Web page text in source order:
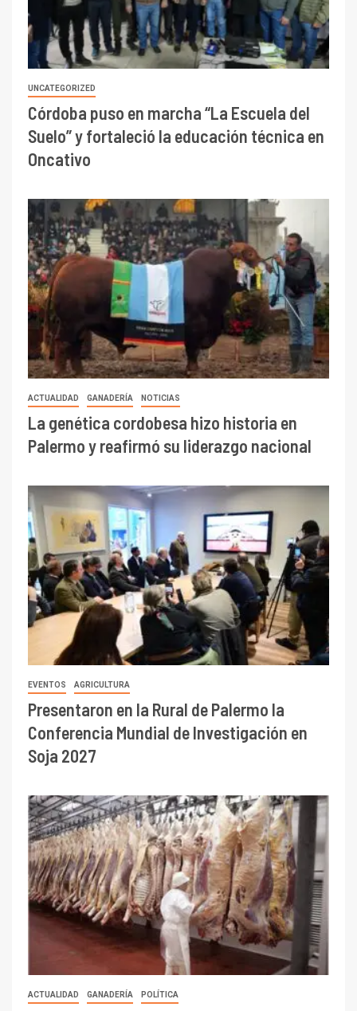
UNCATEGORIZED
Córdoba puso en marcha “La Escuela del
Suelo” y fortaleció la educación técnica en
Oncativo
ACTUALIDAD GANADERÍA NOTICIAS
La genética cordobesa hizo historia en
Palermo y reafirmó su liderazgo nacional
EVENTOS AGRICULTURA
Presentaron en la Rural de Palermo la
Conferencia Mundial de Investigación en
Soja 2027
ACTUALIDAD GANADERÍA POLÍTICA